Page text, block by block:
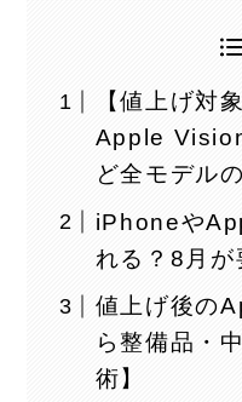
【値上げ対
Apple
ど全モデル
iPhoneや
れる？8月が
値上げ後の
ら整備品・
術】